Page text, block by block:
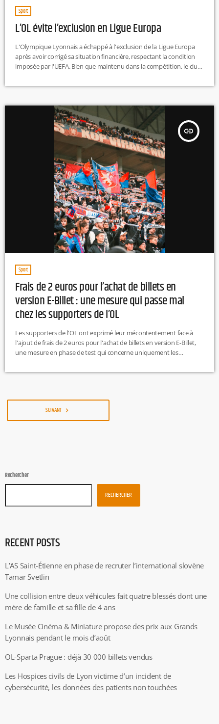
Sport
L’OL évite l’exclusion en Ligue Europa
L'Olympique Lyonnais a échappé à l'exclusion de la Ligue Europa
après avoir corrigé sa situation financière, respectant la condition
imposée par l'UEFA. Bien que maintenu dans la compétition, le club
EP
insert_link
Sport
Frais de 2 euros pour l’achat de billets en
version E-Billet : une mesure qui passe mal
chez les supporters de l’OL
Les supporters de l'OL ont exprimé leur mécontentement face à
l'ajout de frais de 2 euros pour l'achat de billets en version E-Billet,
une mesure en phase de test qui concerne uniquement les
MYOL sont exemptés de ces frais, mais cette décision intervient
SUIVANT navigate_next
Rechercher
RECHERCHER
RECENT POSTS
L’AS Saint-Étienne en phase de recruter l’international slovène
Tamar Svetlin
Une collision entre deux véhicules fait quatre blessés dont une
mère de famille et sa fille de 4 ans
Le Musée Cinéma & Miniature propose des prix aux Grands
Lyonnais pendant le mois d’août
OL-Sparta Prague : déjà 30 000 billets vendus
Les Hospices civils de Lyon victime d’un incident de
cybersécurité, les données des patients non touchées